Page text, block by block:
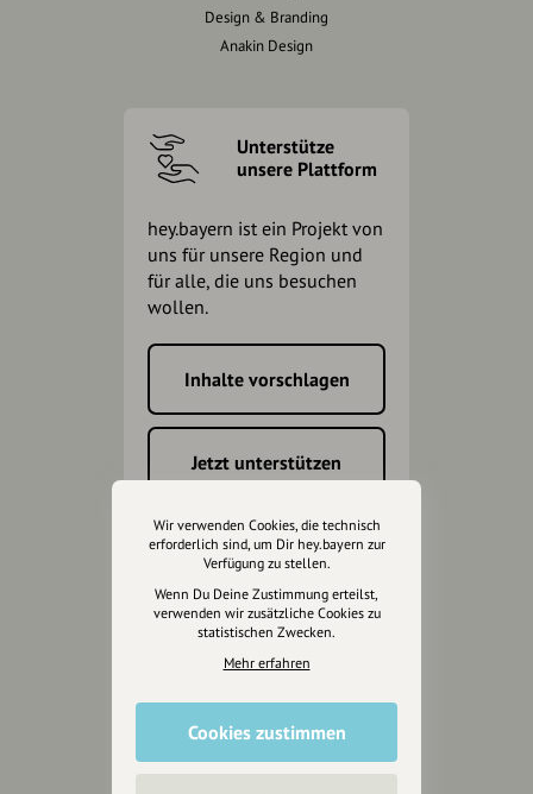
Design & Branding
Anakin Design
Unterstütze
unsere Plattform
hey.bayern ist ein Projekt von
uns für unsere Region und
für alle, die uns besuchen
wollen.
Inhalte vorschlagen
Jetzt unterstützen
Wir können leider keine
Spendenquittung ausstellen.
Wir verwenden Cookies, die technisch
erforderlich sind, um Dir hey.bayern zur
Verfügung zu stellen.
Wenn Du Deine Zustimmung erteilst,
verwenden wir zusätzliche Cookies zu
statistischen Zwecken.
Mehr erfahren
Cookies zustimmen